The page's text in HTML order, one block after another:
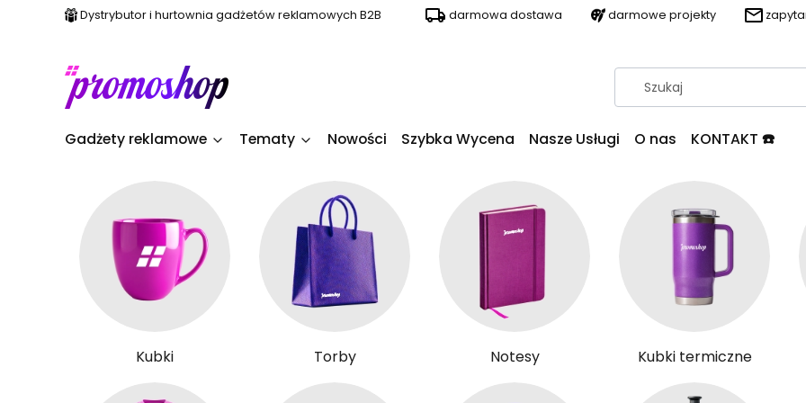
Dystrybutor i hurtownia gadżetów reklamowych B2B darmowa dostawa darmowe projekty
Gadżety reklamowe Tematy Nowości Szybka Wycena Nasze Usługi O nas KONTAKT ☎️
Kubki Torby Notesy Kubki termiczne